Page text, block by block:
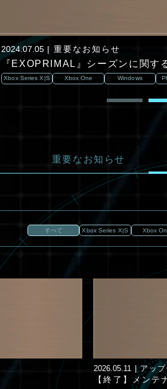
2024.07.05 重要なお知らせ
『EXOPRIMAL』シーズンに関す
Xbox Series X|S Xbox One Windows
重要なお知らせ
すべて Xbox Series X|S Xbox
2026.05.11 アップ
【終了】メンテ